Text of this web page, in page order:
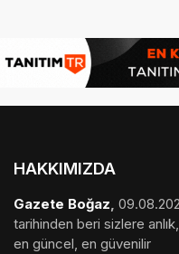
HAKKIMIZDA
Gazete Boğaz,
tarihinden beri sizlere anlık,
en güncel, en güvenilir